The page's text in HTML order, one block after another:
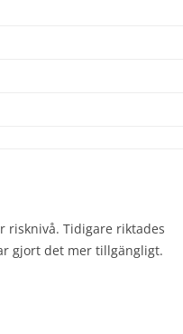
risknivå. Tidigare riktades
gjort det mer tillgängligt.